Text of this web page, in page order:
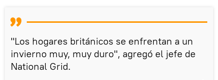
"Los hogares británicos se enfrentan a un
invierno muy, muy duro", agregó el jefe de
National Grid.